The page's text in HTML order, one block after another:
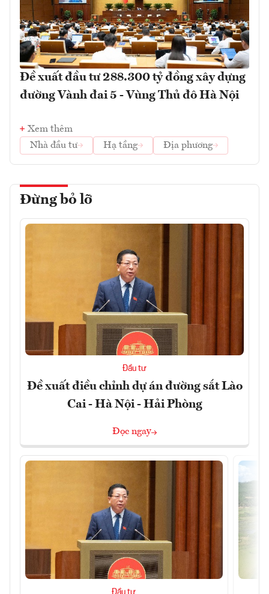
Đề xuất đầu tư 288.300 tỷ đồng xây dựng
đường Vành đai 5 - Vùng Thủ đô Hà Nội
Xem thêm
Nhà đầu tư
Hạ tầng Địa phương
Đừng bỏ lỡ
Đầu tư
Đề xuất điều chỉnh dự án đường sắt Lào
Cai - Hà Nội - Hải Phòng
Đọc ngay
Đầu tư